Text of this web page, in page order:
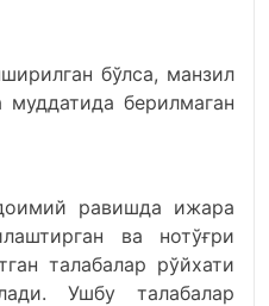
бўлса, манзил
берилмаган
равишда ижара
ва нотўғри
талабалар рўйхати
Ушбу талабалар